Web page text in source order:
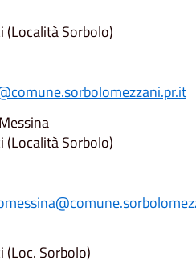
(Località Sorbolo)
(Località Sorbolo)
(Loc. Sorbolo)